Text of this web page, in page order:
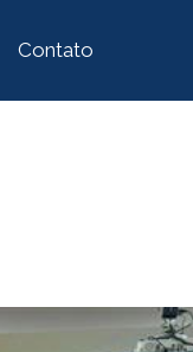
Contato